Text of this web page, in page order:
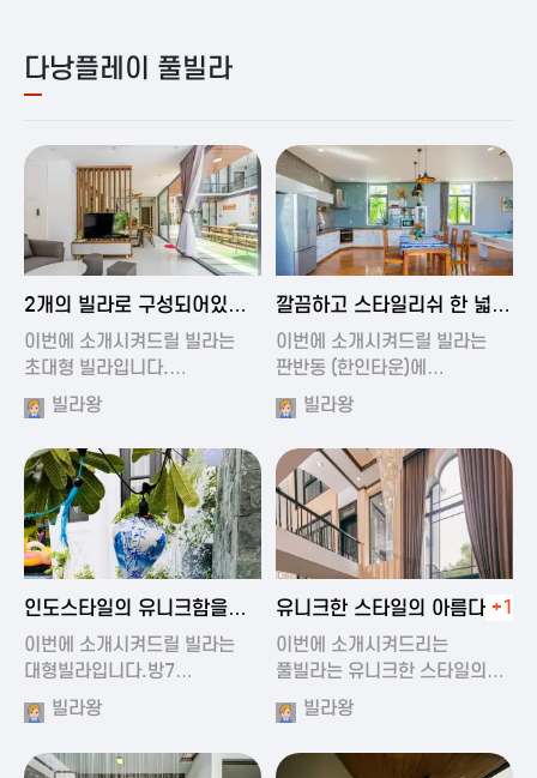
다낭플레이 풀빌라
2024-11-19 00:54
2개의 빌라로 구성되어있는
대형 풀빌…
이번에 소개시켜드릴 빌라는
초대형 빌라입니다.…
빌라왕
2024-11-19 01:27
깔끔하고 스타일리쉬 한 넓은
풀빌라
이번에 소개시켜드릴 빌라는
판반동 (한인타운)에…
빌라왕
2024-11-19 01:35
인도스타일의 유니크함을
가진 풀빌라
이번에 소개시켜드릴 빌라는
대형빌라입니다.방7…
빌라왕
2024-11-19 00:45
유니크한 스타일의 아름다운
풀빌라
+1
이번에 소개시켜드리는
풀빌라는 유니크한 스타일의…
빌라왕